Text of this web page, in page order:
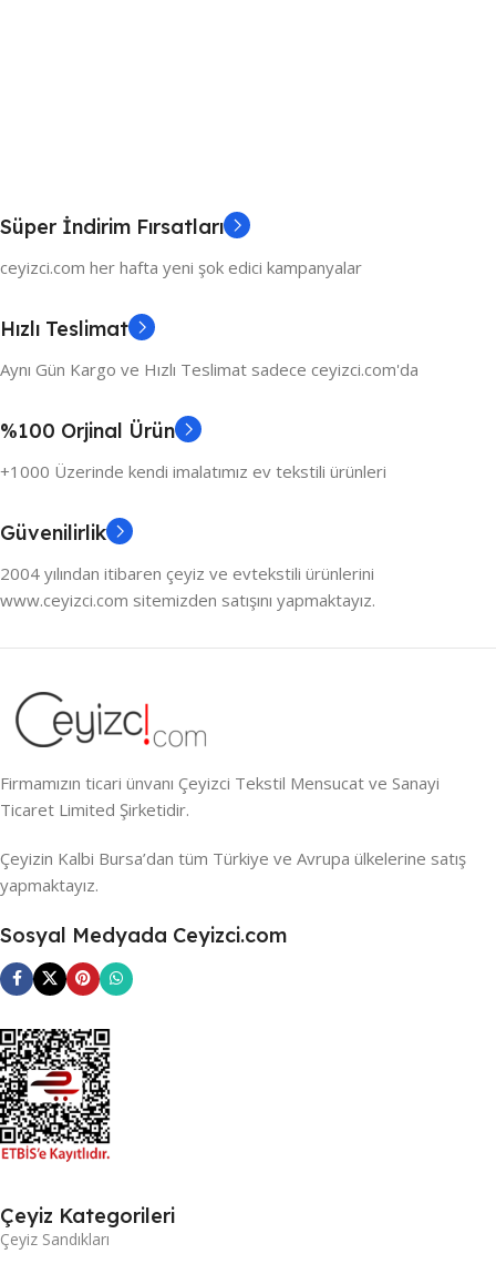
Süper İndirim Fırsatları
ceyizci.com her hafta yeni şok edici kampanyalar
Hızlı Teslimat
Aynı Gün Kargo ve Hızlı Teslimat sadece ceyizci.com'da
%100 Orjinal Ürün
+1000 Üzerinde kendi imalatımız ev tekstili ürünleri
Güvenilirlik
2004 yılından itibaren çeyiz ve evtekstili ürünlerini
www.ceyizci.com sitemizden satışını yapmaktayız.
Firmamızın ticari ünvanı Çeyizci Tekstil Mensucat ve Sanayi
Ticaret Limited Şirketidir.
Çeyizin Kalbi Bursa’dan tüm Türkiye ve Avrupa ülkelerine satış
yapmaktayız.
Sosyal Medyada Ceyizci.com
Çeyiz Kategorileri
Çeyiz Sandıkları